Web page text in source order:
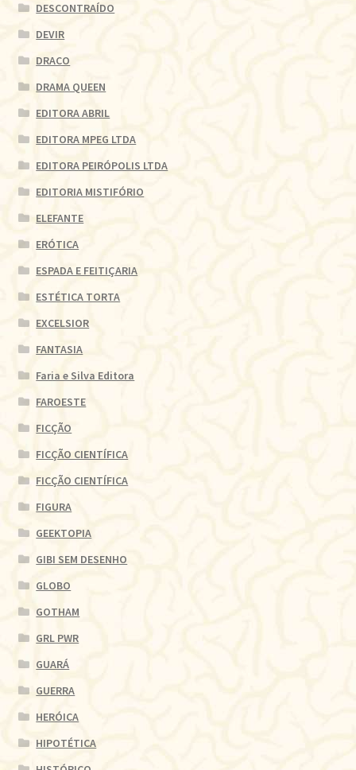
DESCONTRAÍDO
DEVIR
DRACO
DRAMA QUEEN
EDITORA ABRIL
EDITORA MPEG LTDA
EDITORA PEIRÓPOLIS LTDA
EDITORIA MISTIFÓRIO
ELEFANTE
ERÓTICA
ESPADA E FEITIÇARIA
ESTÉTICA TORTA
EXCELSIOR
FANTASIA
Faria e Silva Editora
FAROESTE
FICÇÃO
FICÇÃO CIENTÍFICA
FICÇÃO CIENTÍFICA
FIGURA
GEEKTOPIA
GIBI SEM DESENHO
GLOBO
GOTHAM
GRL PWR
GUARÁ
GUERRA
HERÓICA
HIPOTÉTICA